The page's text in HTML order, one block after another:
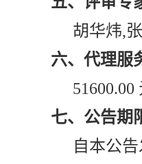
胡华炜,
六、代理服
51600.00
七、公告期
自本公